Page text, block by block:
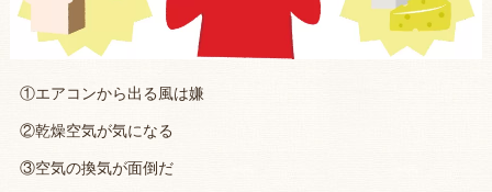
①エアコンから出る風は嫌
②乾燥空気が気になる
③空気の換気が面倒だ